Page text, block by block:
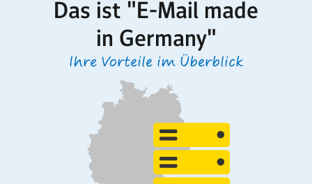
Das ist "E-Mail made
in Germany"
Ihre Vorteile im Überblick